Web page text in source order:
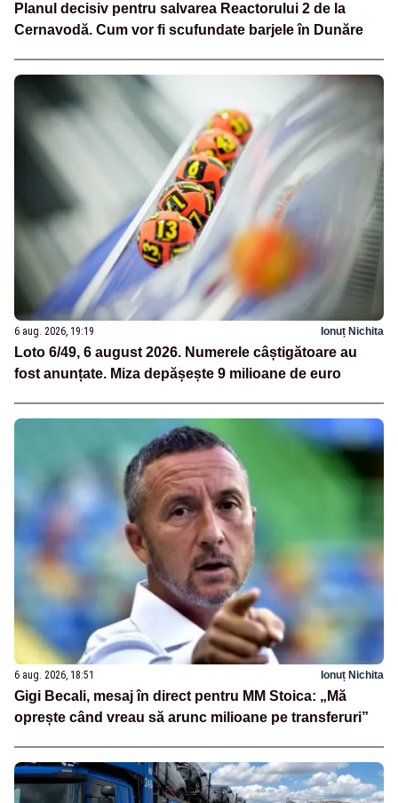
Planul decisiv pentru salvarea Reactorului 2 de la
Cernavodă. Cum vor fi scufundate barjele în Dunăre
6 aug. 2026, 19:19 Ionuț Nichita
Loto 6/49, 6 august 2026. Numerele câștigătoare au
fost anunțate. Miza depășește 9 milioane de euro
6 aug. 2026, 18:51 Ionuț Nichita
Gigi Becali, mesaj în direct pentru MM Stoica: „Mă
oprește când vreau să arunc milioane pe transferuri”